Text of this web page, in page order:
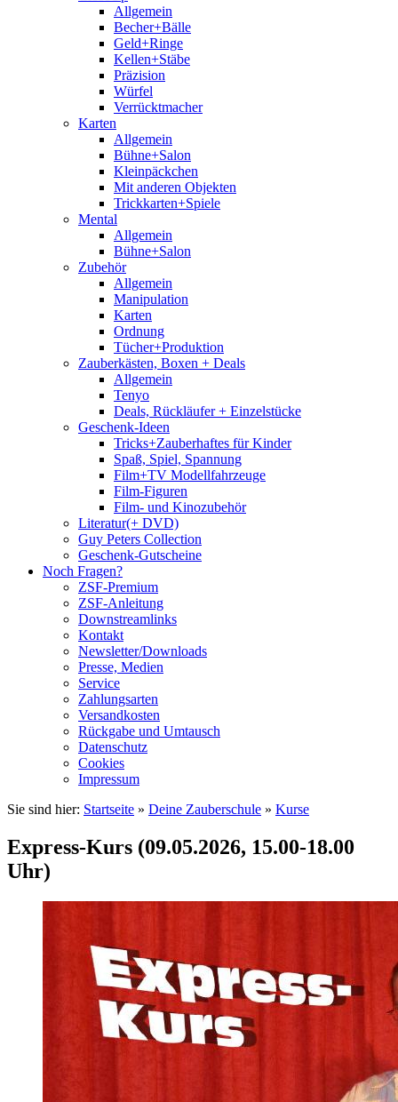
Allgemein
Becher+Bälle
Geld+Ringe
Kellen+Stäbe
Präzision
Würfel
Verrücktmacher
Karten
Allgemein
Bühne+Salon
Kleinpäckchen
Mit anderen Objekten
Trickkarten+Spiele
Mental
Allgemein
Bühne+Salon
Zubehör
Allgemein
Manipulation
Karten
Ordnung
Tücher+Produktion
Zauberkästen, Boxen + Deals
Allgemein
Tenyo
Deals, Rückläufer + Einzelstücke
Geschenk-Ideen
Tricks+Zauberhaftes für Kinder
Spaß, Spiel, Spannung
Film+TV Modellfahrzeuge
Film-Figuren
Film- und Kinozubehör
Literatur(+ DVD)
Guy Peters Collection
Geschenk-Gutscheine
Noch Fragen?
ZSF-Premium
ZSF-Anleitung
Downstreamlinks
Kontakt
Newsletter/Downloads
Presse, Medien
Service
Zahlungsarten
Versandkosten
Rückgabe und Umtausch
Datenschutz
Cookies
Impressum
Sie sind hier: Startseite » Deine Zauberschule » Kurse
Express-Kurs (09.05.2026, 15.00-18.00
Uhr)